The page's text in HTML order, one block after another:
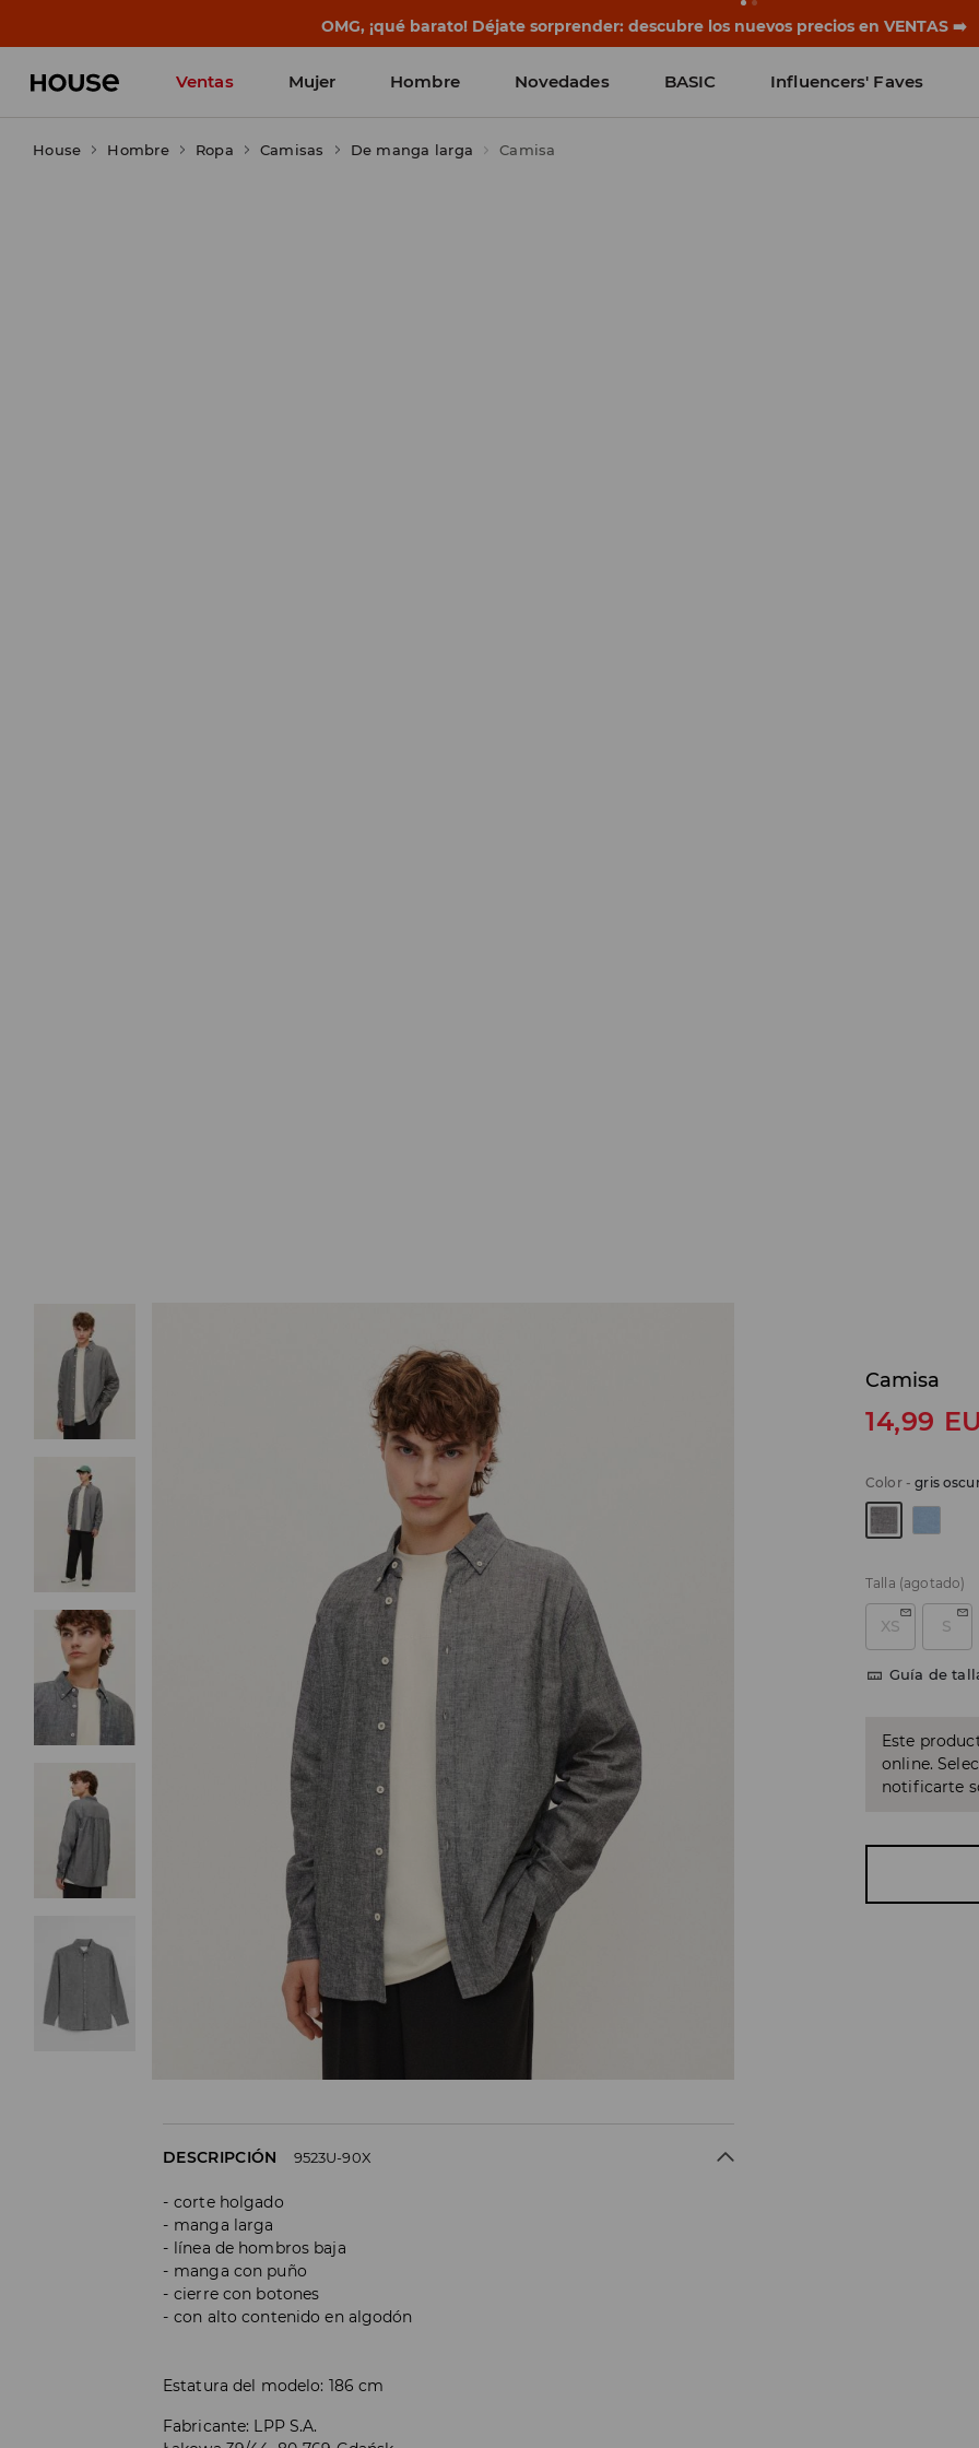
BACK TO SCHOOL📒Las mejores historias empiezan antes del primer timbre. Empieza el curso
Ventas Mujer Hombre Novedades BASIC Influencers' Faves
House Hombre Ropa Camisas De manga larga Camisa
Camisa
14,99
Color-gris
Talla (agotado)
XS S
Guía de
Este
online.
notificarte
DESCRIPCIÓN 9523U-90X
corte holgado
manga larga
línea de hombros baja
manga con puño
cierre con botones
con alto contenido en algodón
Estatura del modelo: 186 cm
Fabricante: LPP S.A.